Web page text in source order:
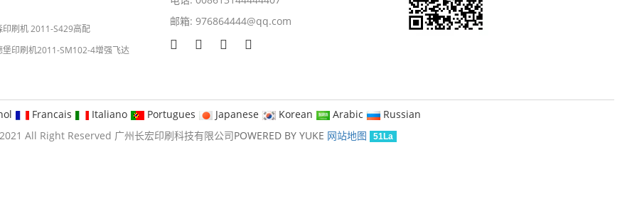
印刷机 2011-S429高配
堡印刷机2011-SM102-4增强飞达
邮箱: 976864444@qq.com
Francais Italiano Portugues Japanese Korean Arabic
Russian
All Right Reserved 广州长宏印刷科技有限公司POWERED BY YUKE 网站地图 51La